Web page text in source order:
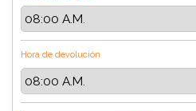
Hora de devolución